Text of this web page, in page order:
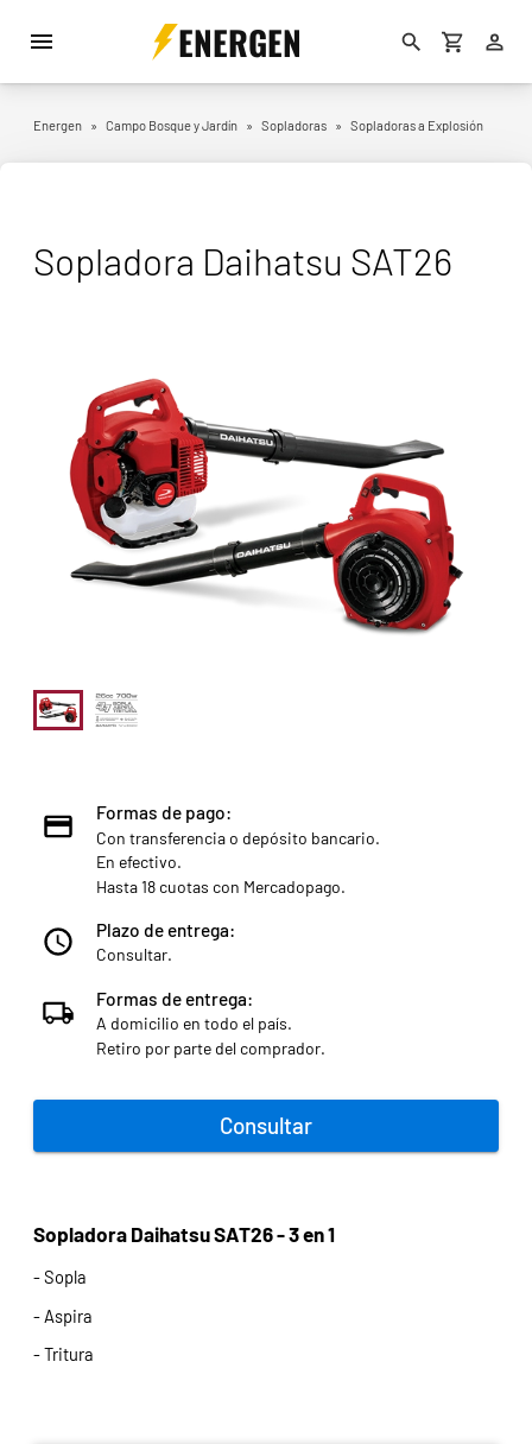
ENERGEN
Energen » Campo Bosque y Jardín » Sopladoras » Sopladoras a Explosión
Sopladora Daihatsu SAT26
Formas de pago:
Con transferencia o depósito bancario.
En efectivo.
Hasta 18 cuotas con Mercadopago.
Plazo de entrega:
Consultar.
Formas de entrega:
A domicilio en todo el país.
Retiro por parte del comprador.
Consultar
Sopladora Daihatsu SAT26 - 3 en 1
- Sopla
- Aspira
- Tritura